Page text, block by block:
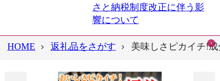
さと納税制度改正に伴う影
響について
HOME 返礼品をさがす 美味しさピカイチ!